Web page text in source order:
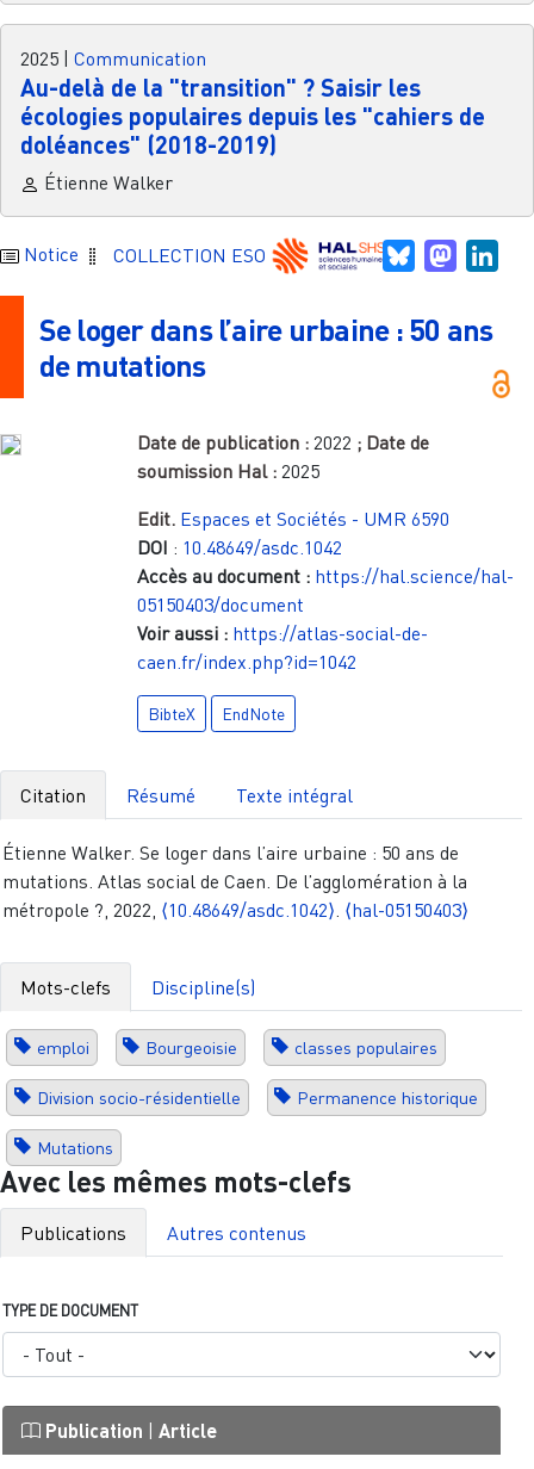
2025 Communication
Au-delà de la "transition" ? Saisir les
écologies populaires depuis les "cahiers de
doléances" (2018-2019)
Étienne Walker
Notice COLLECTION ESO Bluesky
Se loger dans l’aire urbaine : 50 ans
de mutations
Date de publication : 2022 ; Date de
soumission Hal : 2025
Edit. Espaces et Sociétés - UMR 6590
DOI : 10.48649/asdc.1042
Accès au document : https://hal.science/hal-
05150403/document
Voir aussi : https://atlas-social-de-
caen.fr/index.php?id=1042
BibteX EndNote
Citation Résumé Texte intégral
Étienne Walker. Se loger dans l’aire urbaine : 50 ans de
mutations. Atlas social de Caen. De l’agglomération à la
métropole ?, 2022, ⟨10.48649/asdc.1042⟩ ⟨hal-05150403⟩
Mots-clefs Discipline(s)
emploi Bourgeoisie classes populaires
Division socio-résidentielle Permanence historique
Mutations
Avec les mêmes mots-clefs
Publications Autres contenus
TYPE DE DOCUMENT
Publication | Article